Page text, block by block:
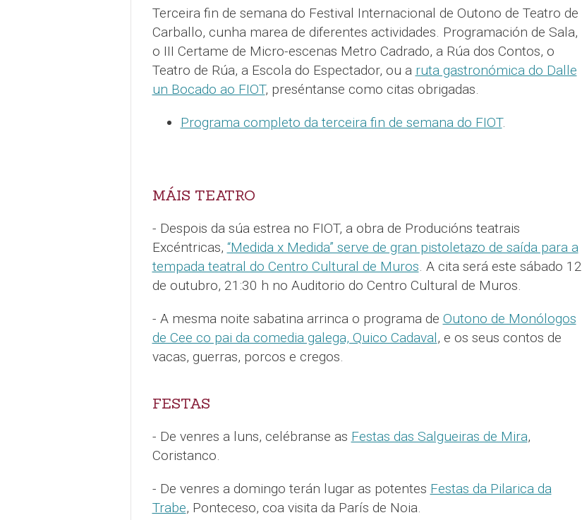
Terceira fin de semana do Festival Internacional de Outono de Teatro de
Carballo, cunha marea de diferentes actividades. Programación de Sala,
o III Certame de Micro-escenas Metro Cadrado, a Rúa dos Contos, o
Teatro de Rúa, a Escola do Espectador, ou a ruta gastronómica do Dalle
un Bocado ao FIOT, preséntanse como citas obrigadas.
Programa completo da terceira fin de semana do FIOT.
MÁIS TEATRO
- Despois da súa estrea no FIOT, a obra de Producións teatrais
Excéntricas, “Medida x Medida” serve de gran pistoletazo de saída para a
tempada teatral do Centro Cultural de Muros. A cita será este sábado 12
de outubro, 21:30 h no Auditorio do Centro Cultural de Muros.
- A mesma noite sabatina arrinca o programa de Outono de Monólogos
de Cee co pai da comedia galega, Quico Cadaval, e os seus contos de
vacas, guerras, porcos e cregos.
FESTAS
- De venres a luns, celébranse as Festas das Salgueiras de Mira,
Coristanco.
- De venres a domingo terán lugar as potentes Festas da Pilarica da
Trabe, Ponteceso, coa visita da París de Noia.